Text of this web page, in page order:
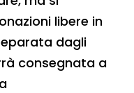
libere in
dagli
consegnata a